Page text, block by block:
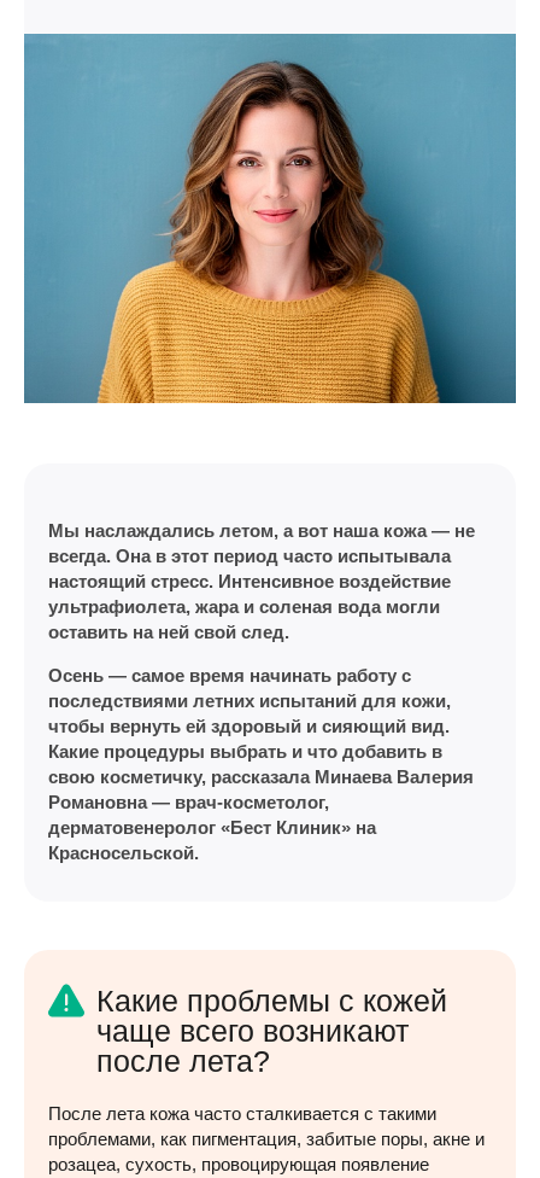
Мы наслаждались летом, а вот наша кожа — не
всегда. Она в этот период часто испытывала
настоящий стресс. Интенсивное воздействие
ультрафиолета, жара и соленая вода могли
оставить на ней свой след.
Осень — самое время начинать работу с
последствиями летних испытаний для кожи,
чтобы вернуть ей здоровый и сияющий вид.
Какие процедуры выбрать и что добавить в
свою косметичку, рассказала Минаева Валерия
Романовна — врач-косметолог,
дерматовенеролог «Бест Клиник» на
Красносельской.
Какие проблемы с кожей
чаще всего возникают
после лета?
После лета кожа часто сталкивается с такими
проблемами, как пигментация, забитые поры, акне и
розацеа, сухость, провоцирующая появление